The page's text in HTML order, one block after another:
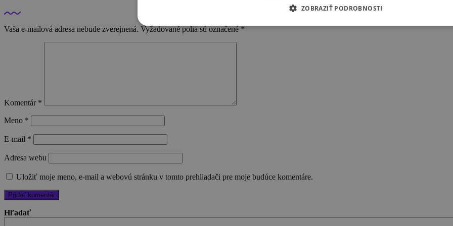
Vaša e-mailová adresa nebude zverejnená. Vyžadované polia sú označené*
Komentár *
Meno *
E-mail *
Adresa webu
Uložiť moje meno, e-mail a webovú stránku v tomto prehliadači pre moje budúce komentáre.
Hľadať
ZOBRAZIŤ PODROBNOSTI